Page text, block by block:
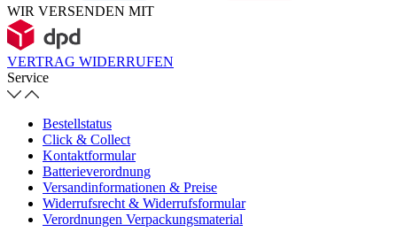
WIR VERSENDEN MIT
VERTRAG WIDERRUFEN
Service
Bestellstatus
Click & Collect
Kontaktformular
Batterieverordnung
Versandinformationen & Preise
Widerrufsrecht & Widerrufsformular
Verordnungen Verpackungsmaterial